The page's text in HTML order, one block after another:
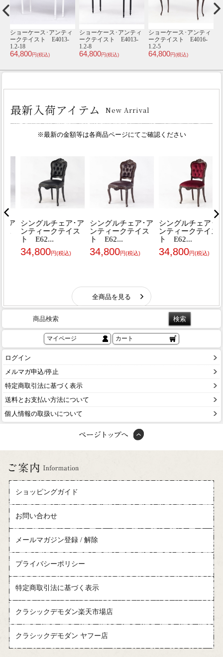
シングルチェア･アンテ
ィークテイスト TB9-
18F292B
45,800円(税込)
シングルチェア･アンテ
ィークテイスト TB3-
18F237B
45,800円(税込)
チェスト･アンティーク
テイスト TB1-18
39,800
商品検索
マイページ カート
ログイン
メルマガ申込/停止
特定商取引法に基づく表示
送料とお支払い方法について
個人情報の取扱いについて
ショッピングガイド
お問い合わせ
メールマガジン登録 / 解除
プライバシーポリシー
特定商取引法に基づく表示
クラシックデモダン楽天市場店
クラシックデモダン ヤフー店